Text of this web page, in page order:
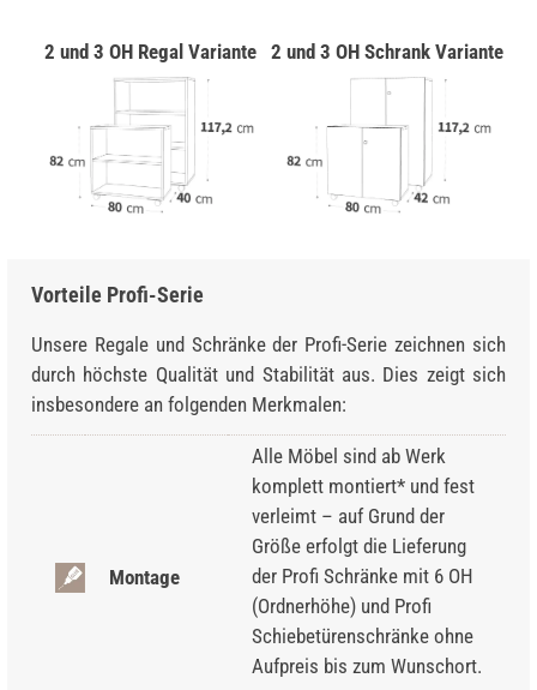
2 und 3 OH Regal Variante 2 und 3 OH Schrank Variante
Vorteile Profi-Serie
Unsere Regale und Schränke der Profi-Serie zeichnen sich
durch höchste Qualität und Stabilität aus. Dies zeigt sich
insbesondere an folgenden Merkmalen:
Montage
Alle Möbel sind ab Werk
komplett montiert* und fest
verleimt – auf Grund der
Größe erfolgt die Lieferung
der Profi Schränke mit 6 OH
(Ordnerhöhe) und Profi
Schiebetürenschränke ohne
Aufpreis bis zum Wunschort.